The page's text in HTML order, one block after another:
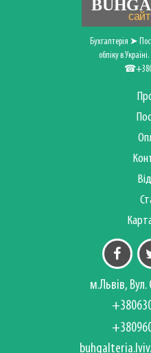
Бухгалтерія ➤
обліку в
м.Львів,